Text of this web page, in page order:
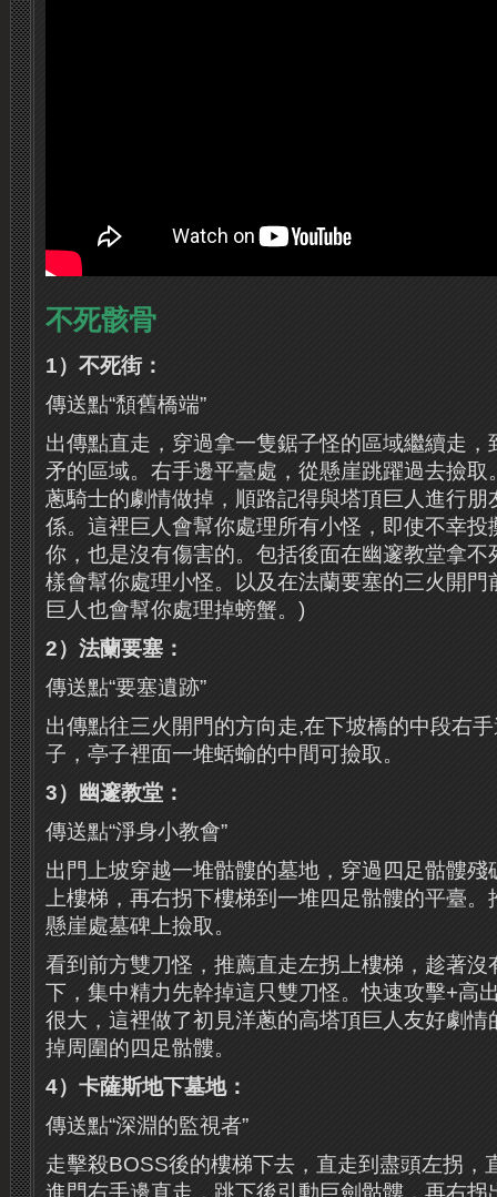
不死骸骨
1）不死街：
傳送點“頹舊橋端”
出傳點直走，穿過拿一隻鋸子怪的區域繼續走
矛的區域。右手邊平臺處，從懸崖跳躍過去撿取
蔥騎士的劇情做掉，順路記得與塔頂巨人進行朋
係。這裡巨人會幫你處理所有小怪，即使不幸投
你，也是沒有傷害的。包括後面在幽邃教堂拿不
樣會幫你處理小怪。以及在法蘭要塞的三火開門
巨人也會幫你處理掉螃蟹。)
2）法蘭要塞：
傳送點“要塞遺跡”
出傳點往三火開門的方向走,在下坡橋的中段右
子，亭子裡面一堆蛞蝓的中間可撿取。
3）幽邃教堂：
傳送點“淨身小教會”
出門上坡穿越一堆骷髏的墓地，穿過四足骷髏
上樓梯，再右拐下樓梯到一堆四足骷髏的平臺
懸崖處墓碑上撿取。
看到前方雙刀怪，推薦直走左拐上樓梯，趁著沒
下，集中精力先幹掉這只雙刀怪。快速攻擊+高
很大，這裡做了初見洋蔥的高塔頂巨人友好劇情
掉周圍的四足骷髏。
4）卡薩斯地下墓地：
傳送點“深淵的監視者”
走擊殺BOSS後的樓梯下去，直走到盡頭左拐，
進門右手邊直走，跳下後引動巨劍骷髏，再右拐